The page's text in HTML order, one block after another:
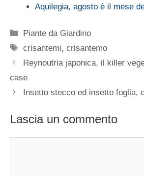
Aquilegia, agosto è il mese
Categorie
Piante da Giardino
Tag
crisantemi,crisantemo
Reynoutria japonica, il killer
case
Insetto stecco ed insetto foglia,
Lascia un commento